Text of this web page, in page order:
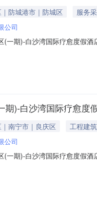
防城港市｜防城区
服务
公司
(一期)-白沙湾国际疗愈度假
目精装修检测服务2、建设规
期)-白沙湾国际疗愈度
南宁市｜良庆区
工程建筑
公司
(一期)-白沙湾国际疗愈度假
目精装修监理服务2、建设规